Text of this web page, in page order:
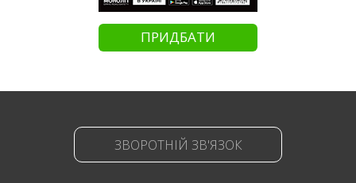
ПРИДБАТИ
ЗВОРОТНІЙ ЗВ'ЯЗОК